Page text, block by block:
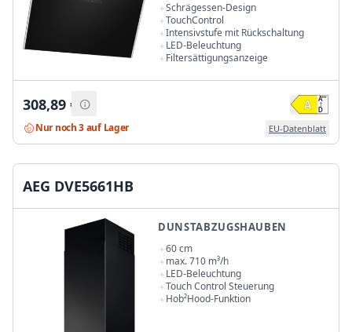
Schrägessen-Design
TouchControl
Intensivstufe mit Rückschaltung
LED-Beleuchtung
Filtersättigungsanzeige
308,89 €
Nur noch 3 auf Lager EU-Datenblatt
AEG DVE5661HB
DUNSTABZUGSHAUBEN
60 cm
max. 710 m³/h
LED-Beleuchtung
Touch Control Steuerung
Hob²Hood-Funktion